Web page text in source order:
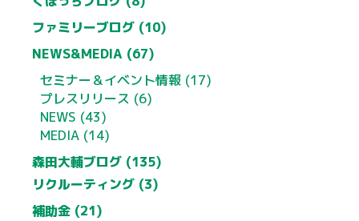
ファミリーブログ (10)
NEWS&MEDIA (67)
セミナー＆イベント情報 (17)
プレスリリース (6)
NEWS (43)
MEDIA (14)
森田大輔ブログ (135)
リクルーティング (3)
補助金 (21)